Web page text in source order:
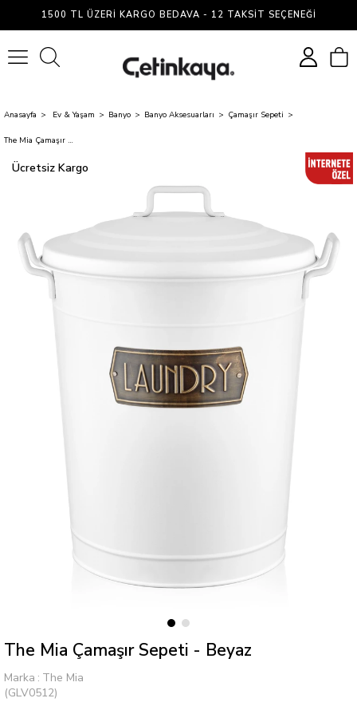
1500 TL ÜZERI KARGO BEDAVA - 12 TAKSIT SEÇENEĞI
Anasayfa Ev & Yaşam Banyo Banyo Aksesuarları Çamaşır Sepeti
The Mia Çamaşır Sepeti - Beyaz
Ücretsiz Kargo
The Mia Çamaşır Sepeti - Beyaz
Marka : The Mia
(GLV0512)